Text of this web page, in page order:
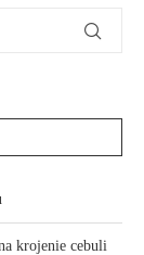
krojenie cebuli